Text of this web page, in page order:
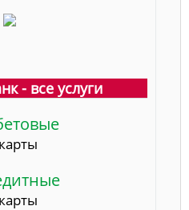
- все услуги
карты
карты